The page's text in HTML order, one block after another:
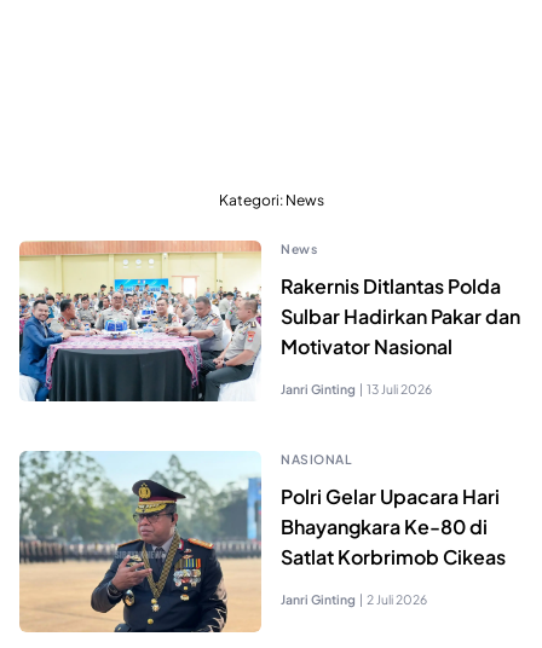
Kategori: News
News
Rakernis Ditlantas Polda
Sulbar Hadirkan Pakar dan
Motivator Nasional
Janri Ginting | 13 Juli 2026
NASIONAL
Polri Gelar Upacara Hari
Bhayangkara Ke-80 di
Satlat Korbrimob Cikeas
Janri Ginting | 2 Juli 2026